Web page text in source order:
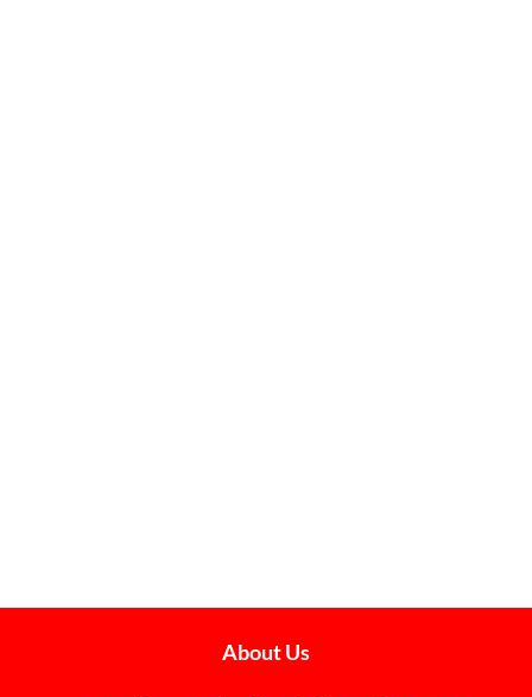
About Us